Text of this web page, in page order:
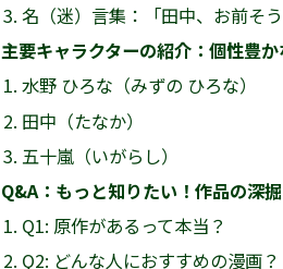
名（迷）言集：「田中、お前そ
主要キャラクターの紹介：個性豊
水野 ひろな（みずの ひろな）
田中（たなか）
五十嵐（いがらし）
Q&A：もっと知りたい！作品の深
Q1: 原作があるって本当？
Q2: どんな人におすすめの漫画？